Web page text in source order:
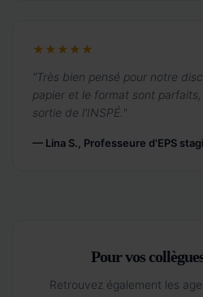
★★★★★
"Très bien pensé pour notre
papier et le format sont
sortie de l'INSPÉ."
— Lina S., Professeure d'EPS
Pour vos
Retrouvez également les